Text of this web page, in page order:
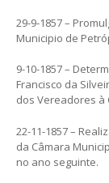
29-9-1857 –
Municipio de
9-10-1857 –
Francisco da
dos Vereadores à
22-11-1857 –
da Câmara
no ano seguinte.